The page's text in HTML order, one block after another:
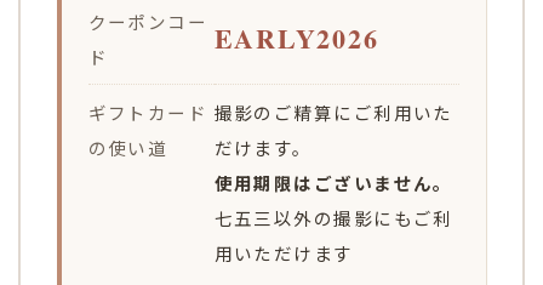
クーポンコー
ド
EARLY2026
ギフトカード
の使い道
撮影のご精算にご利用いた
だけます。
使用期限はございません。
七五三以外の撮影にもご利
用いただけます